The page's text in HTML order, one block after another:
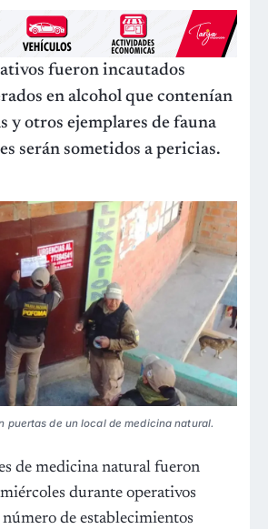
fueron incautados
en alcohol que contenían
y otros ejemplares de fauna
serán sometidos a pericias.
puertas de un local de medicina natural.
de medicina natural fueron
durante operativos
de establecimientos